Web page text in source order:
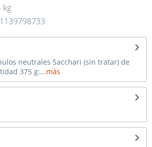
kg
neutrales Sacchari (sin tratar) de
375 g:...más